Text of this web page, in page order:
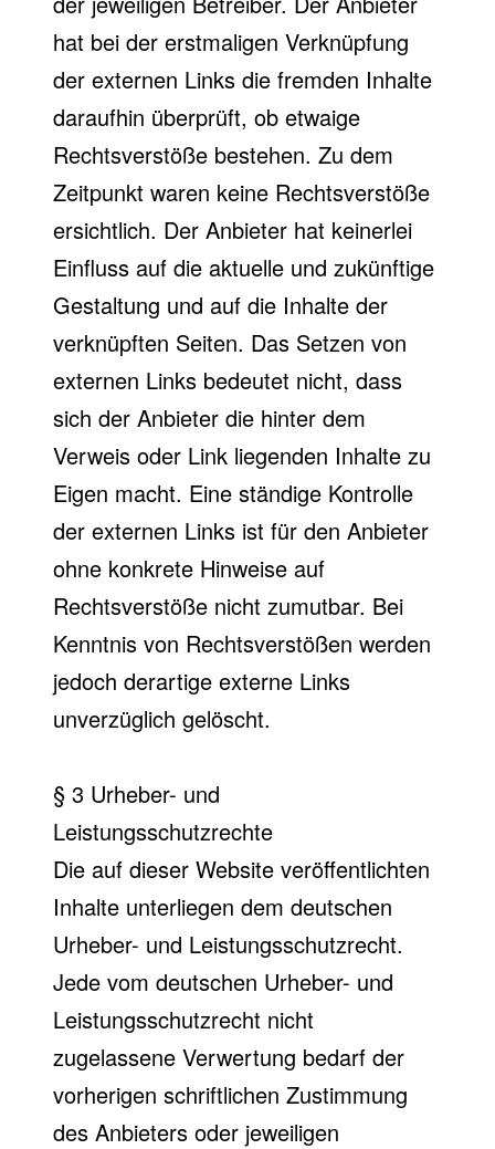
hat bei der erstmaligen Verknüpfung
der externen Links die fremden Inhalte
daraufhin überprüft, ob etwaige
Rechtsverstöße bestehen. Zu dem
Zeitpunkt waren keine Rechtsverstöße
ersichtlich. Der Anbieter hat keinerlei
Einfluss auf die aktuelle und zukünftige
Gestaltung und auf die Inhalte der
verknüpften Seiten. Das Setzen von
externen Links bedeutet nicht, dass
sich der Anbieter die hinter dem
Verweis oder Link liegenden Inhalte zu
Eigen macht. Eine ständige Kontrolle
der externen Links ist für den Anbieter
ohne konkrete Hinweise auf
Rechtsverstöße nicht zumutbar. Bei
Kenntnis von Rechtsverstößen werden
jedoch derartige externe Links
unverzüglich gelöscht.
§ 3 Urheber- und
Leistungsschutzrechte
Die auf dieser Website veröffentlichten
Inhalte unterliegen dem deutschen
Urheber- und Leistungsschutzrecht.
Jede vom deutschen Urheber- und
Leistungsschutzrecht nicht
zugelassene Verwertung bedarf der
vorherigen schriftlichen Zustimmung
des Anbieters oder jeweiligen